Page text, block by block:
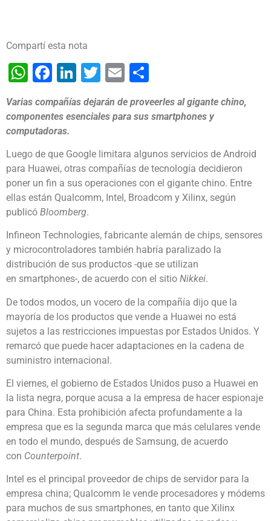
Compartí esta nota
WhatsApp
Facebook
LinkedIn
Twitter
Email
Varias compañías dejarán de proveerles al gigante chino,
componentes esenciales para sus smartphones y
computadoras.
Luego de que Google limitara algunos servicios de Android
para Huawei, otras compañías de tecnología decidieron
poner un fin a sus operaciones con el gigante chino. Entre
ellas están Qualcomm, Intel, Broadcom y Xilinx, según
publicó Bloomberg.
Infineon Technologies, fabricante alemán de chips, sensores
y microcontroladores también habría paralizado la
distribución de sus productos -que se utilizan
en smartphones-, de acuerdo con el sitio Nikkei.
De todos modos, un vocero de la compañía dijo que la
mayoría de los productos que vende a Huawei no está
sujetos a las restricciones impuestas por Estados Unidos. Y
remarcó que puede hacer adaptaciones en la cadena de
suministro internacional.
El viernes, el gobierno de Estados Unidos puso a Huawei en
la lista negra, porque acusa a la empresa de hacer espionaje
para China. Esta prohibición afecta profundamente a la
empresa que es la segunda marca que más celulares vende
en todo el mundo, después de Samsung, de acuerdo
con Counterpoint.
Intel es el principal proveedor de chips de servidor para la
empresa china; Qualcomm le vende procesadores y módems
para muchos de sus smartphones, en tanto que Xilinx